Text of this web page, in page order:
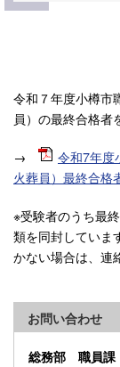
令和７年度小樽市
員）の最終合格者
→
令和7年度
火葬員）最終合格
※受験者のうち最
類を同封していま
かない場合は、連
お問い合わせ
総務部 職員課